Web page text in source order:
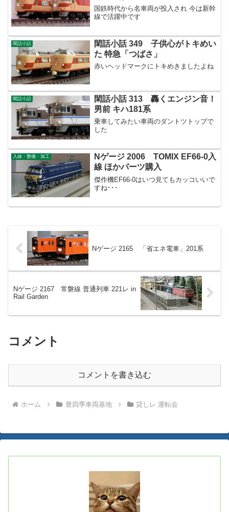
国鉄時代から名車両が投入され 今は新幹
線で活躍中です
閑話小話
閑話小話 349 子供心がトキめい
た 特急「つばさ」
赤いヘッドマークにトキめきましたよね
閑話小話
閑話小話 313 轟くエンジン音！
男前 キハ181系
乗車してみたい車両のダントツトップで
した
入線・整備・加工
Nゲージ 2006 TOMIX EF66-0入
線 ほかパーツ購入
傑作機EF66-0はいつ見てもカッコいいで
すね･･･
Nゲージ 2165 「省エネ電車」201系
Nゲージ 2167 常磐線 普通列車 221レ in
Rail Garden
コメント
コメントを書き込む
ホーム 豊四季車両基地 貸しレ 運転会